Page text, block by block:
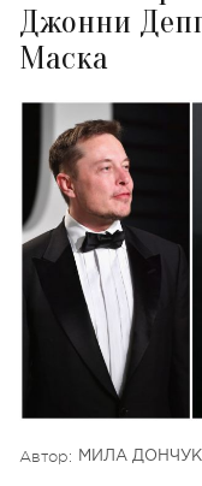
Джонни
Маска
Автор: МИЛА ДОНЧУК